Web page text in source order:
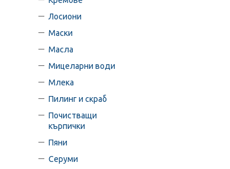
Лосиони
Маски
Масла
Мицеларни води
Млека
Пилинг и скраб
Почистващи
кърпички
Пяни
Серуми